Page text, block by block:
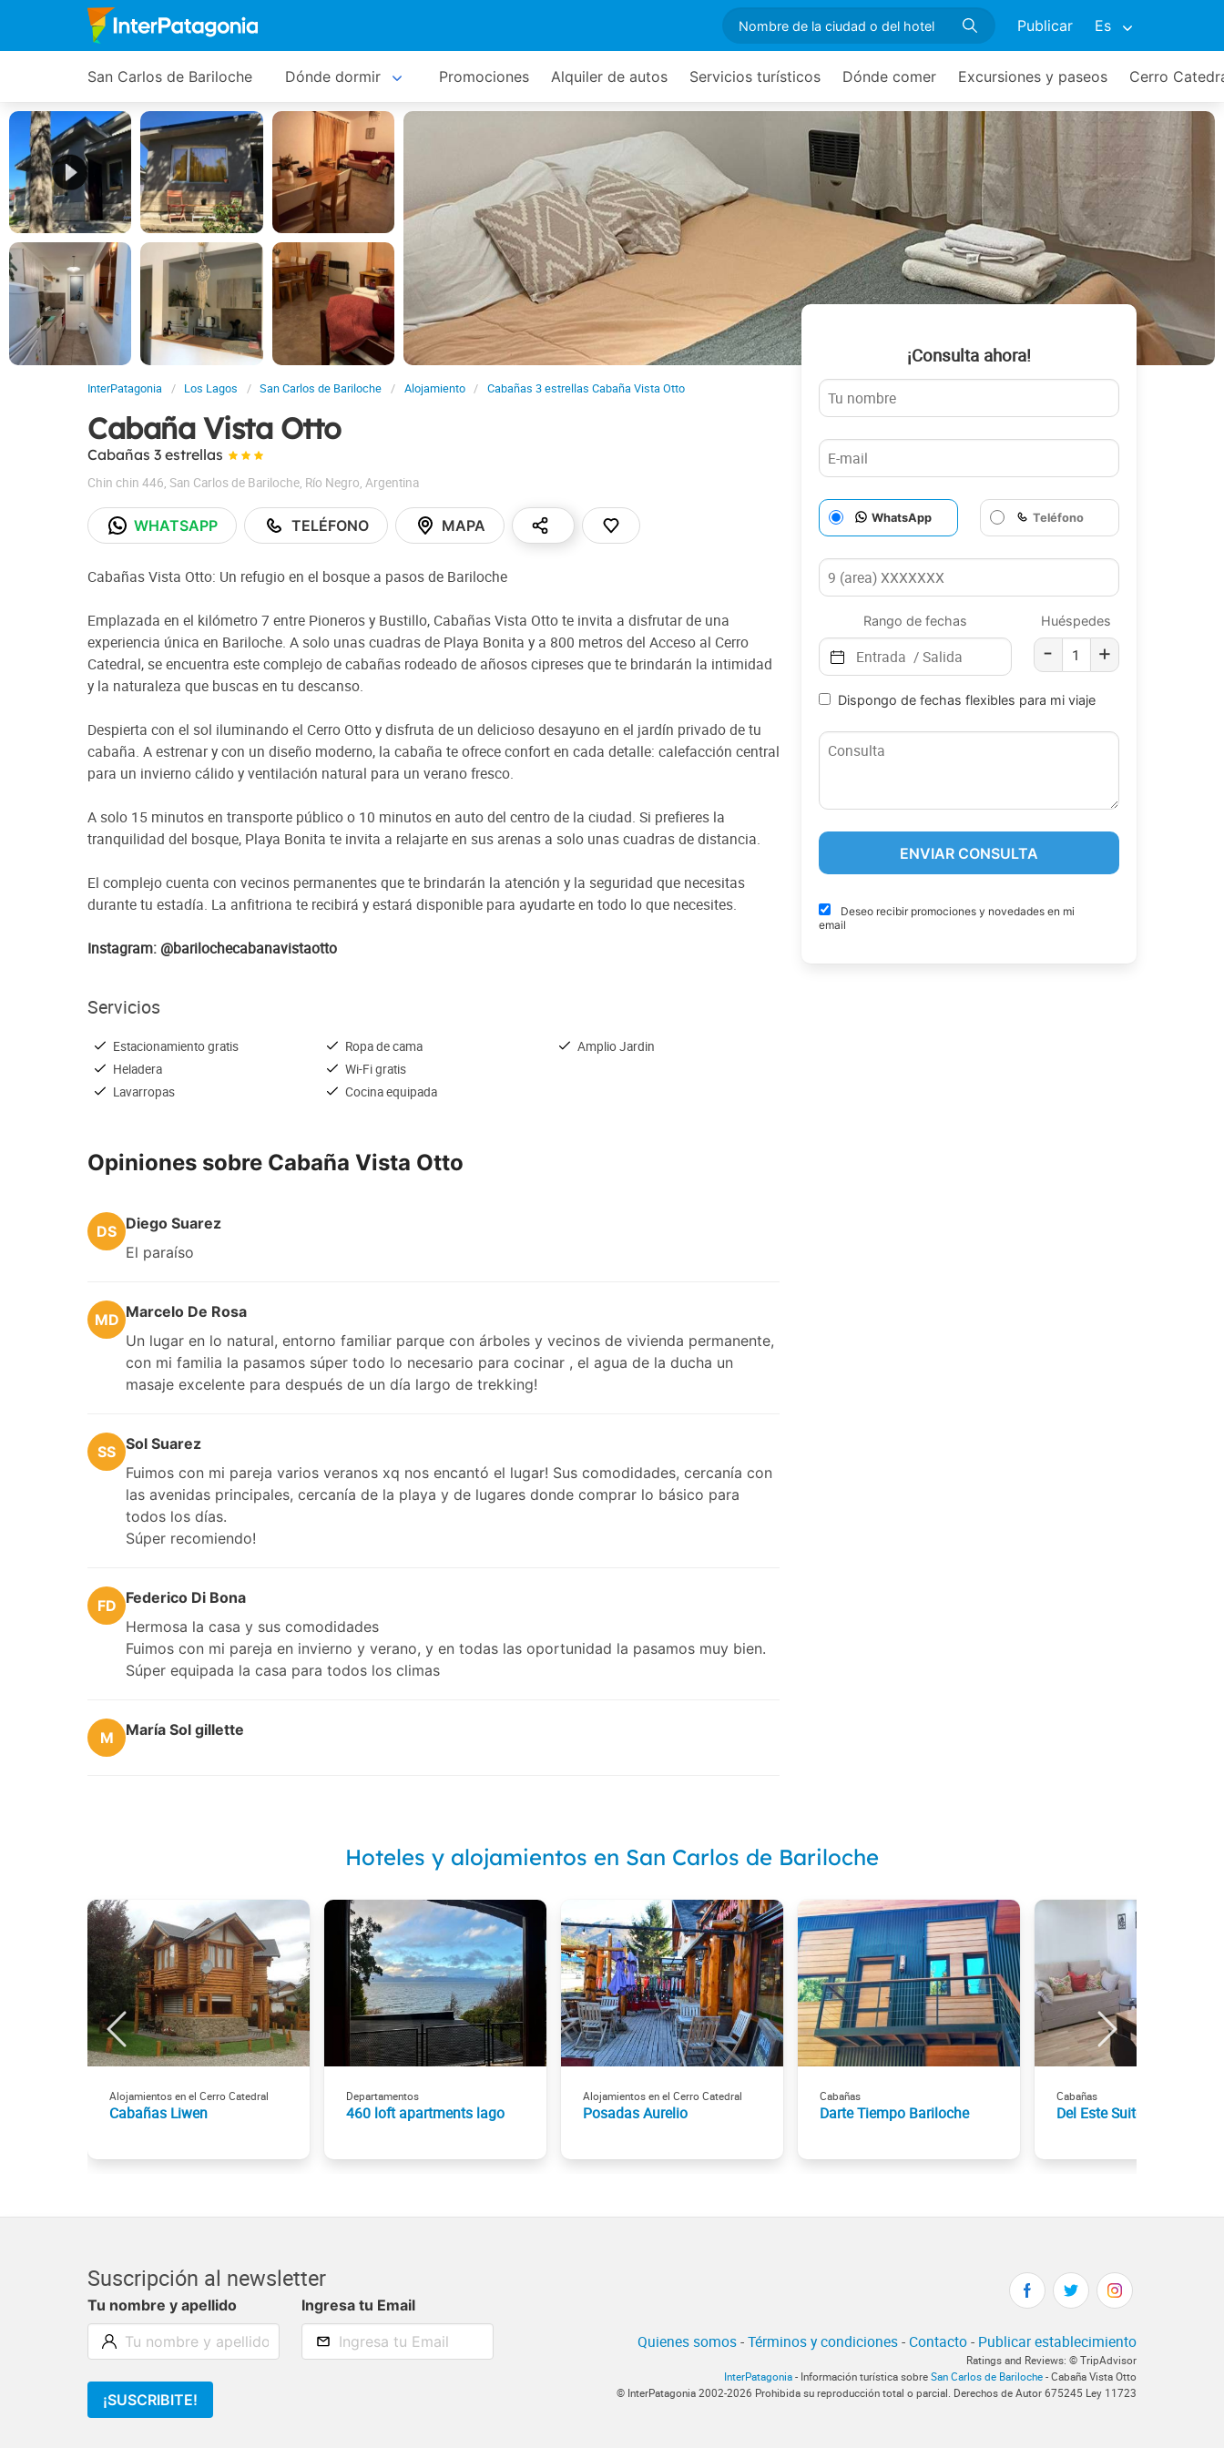
Publicar Es
San Carlos de Bariloche Dónde dormir Promociones Alquiler de autos Servicios turísticos Dónde comer Excursiones y paseos Cerro
InterPatagonia Los Lagos San Carlos de Bariloche Alojamiento Cabañas 3 estrellas Cabaña Vista Otto
Cabaña Vista Otto
Cabañas 3 estrellas
Chin chin 446, San Carlos de Bariloche, Río Negro, Argentina
WHATSAPP TELÉFONO MAPA
Cabañas Vista Otto: Un refugio en el bosque a pasos de Bariloche
Emplazada en el kilómetro 7 entre Pioneros y Bustillo, Cabañas Vista Otto te invita a disfrutar de una
experiencia única en Bariloche. A solo unas cuadras de Playa Bonita y a 800 metros del Acceso al Cerro
Catedral, se encuentra este complejo de cabañas rodeado de añosos cipreses que te brindarán la intimidad
y la naturaleza que buscas en tu descanso.
Despierta con el sol iluminando el Cerro Otto y disfruta de un delicioso desayuno en el jardín privado de tu
cabaña. A estrenar y con un diseño moderno, la cabaña te ofrece confort en cada detalle: calefacción central
para un invierno cálido y ventilación natural para un verano fresco.
A solo 15 minutos en transporte público o 10 minutos en auto del centro de la ciudad. Si prefieres la
tranquilidad del bosque, Playa Bonita te invita a relajarte en sus arenas a solo unas cuadras de distancia.
El complejo cuenta con vecinos permanentes que te brindarán la atención y la seguridad que necesitas
durante tu estadía. La anfitriona te recibirá y estará disponible para ayudarte en todo lo que necesites.
Instagram: @barilochecabanavistaotto
Servicios
Estacionamiento gratis
Heladera
Lavarropas
Ropa de cama
Wi-Fi gratis
Cocina equipada
Amplio Jardin
Opiniones sobre Cabaña Vista Otto
DS Diego Suarez
El paraíso
MD Marcelo De Rosa
Un lugar en lo natural, entorno familiar parque con árboles y vecinos de vivienda permanente,
con mi familia la pasamos súper todo lo necesario para cocinar , el agua de la ducha un
masaje excelente para después de un día largo de trekking!
SS Sol Suarez
Fuimos con mi pareja varios veranos xq nos encantó el lugar! Sus comodidades, cercanía con
las avenidas principales, cercanía de la playa y de lugares donde comprar lo básico para
todos los días.
Súper recomiendo!
FD Federico Di Bona
Hermosa la casa y sus comodidades
Fuimos con mi pareja en invierno y verano, y en todas las oportunidad la pasamos muy bien.
Súper equipada la casa para todos los climas
M María Sol gillette
¡Consulta ahora!
WhatsApp Teléfono
Rango de fechas Huéspedes
- +
Dispongo de fechas flexibles para mi viaje
Deseo recibir promociones y novedades en mi
email
Hoteles y alojamientos en San Carlos de Bariloche
Alojamientos en el Cerro Catedral
Cabañas Liwen
Departamentos
460 loft apartments lago
Alojamientos en el Cerro Catedral
Posadas Aurelio
Cabañas
Darte Tiempo Bariloche
Cabañas
Del Este Suites
Suscripción al newsletter
Tu nombre y apellido Ingresa tu Email
¡SUSCRIBITE!
Quienes somos-Términos y condiciones- Contacto- Publicar establecimiento
Ratings and Reviews: © TripAdvisor
InterPatagonia - Información turística sobre San Carlos de Bariloche - Cabaña Vista Otto
© InterPatagonia 2002-2026 Prohibida su reproducción total o parcial. Derechos de Autor 675245 Ley 11723